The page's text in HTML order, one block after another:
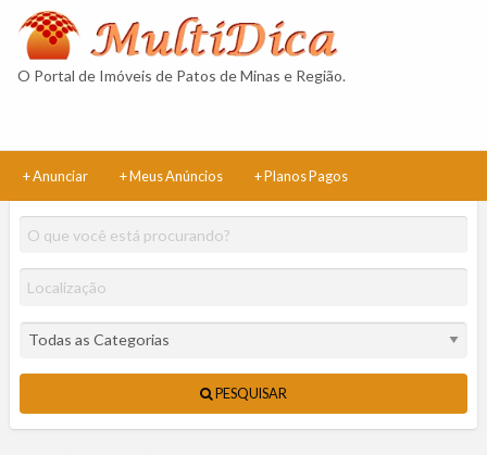
O Portal de Imóveis de Patos de Minas e Região.
+ Anunciar + Meus Anúncios + Planos Pagos
PESQUISAR